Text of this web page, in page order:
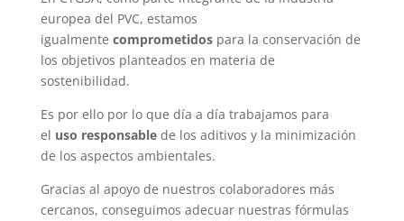
europea del PVC, estamos
igualmente comprometidospara la conservación de
los objetivos planteados en materia de
sostenibilidad.
Es por ello por lo que día a día trabajamos para
el uso responsable de los aditivos y la minimización
de los aspectos ambientales.
Gracias al apoyo de nuestros colaboradores más
cercanos, conseguimos adecuar nuestras fórmulas